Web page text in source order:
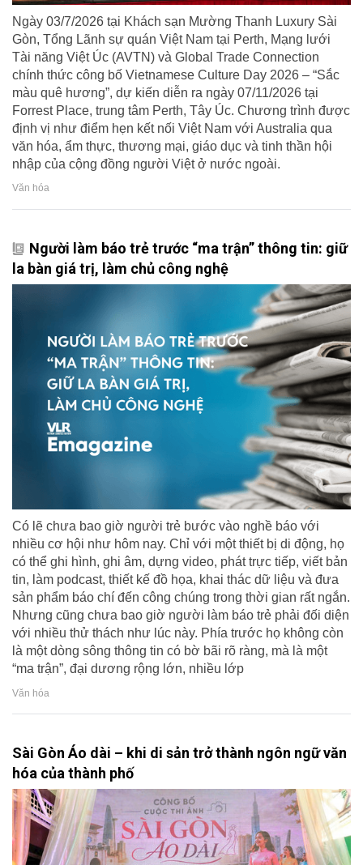
Ngày 03/7/2026 tại Khách sạn Mường Thanh Luxury Sài
Gòn, Tổng Lãnh sự quán Việt Nam tại Perth, Mạng lưới
Tài năng Việt Úc (AVTN) và Global Trade Connection
chính thức công bố Vietnamese Culture Day 2026 – “Sắc
màu quê hương”, dự kiến diễn ra ngày 07/11/2026 tại
Forrest Place, trung tâm Perth, Tây Úc. Chương trình được
định vị như điểm hẹn kết nối Việt Nam với Australia qua
văn hóa, ẩm thực, thương mại, giáo dục và tinh thần hội
nhập của cộng đồng người Việt ở nước ngoài.
Văn hóa
Người làm báo trẻ trước “ma trận” thông tin: giữ
la bàn giá trị, làm chủ công nghệ
Có lẽ chưa bao giờ người trẻ bước vào nghề báo với
nhiều cơ hội như hôm nay. Chỉ với một thiết bị di động, họ
có thể ghi hình, ghi âm, dựng video, phát trực tiếp, viết bản
tin, làm podcast, thiết kế đồ họa, khai thác dữ liệu và đưa
sản phẩm báo chí đến công chúng trong thời gian rất ngắn.
Nhưng cũng chưa bao giờ người làm báo trẻ phải đối diện
với nhiều thử thách như lúc này. Phía trước họ không còn
là một dòng sông thông tin có bờ bãi rõ ràng, mà là một
“ma trận”, đại dương rộng lớn, nhiều lớp
Văn hóa
Sài Gòn Áo dài – khi di sản trở thành ngôn ngữ văn
hóa của thành phố